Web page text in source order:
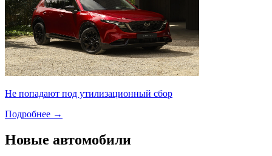
Не попадают под утилизационный сбор
Подробнее →
Новые автомобили